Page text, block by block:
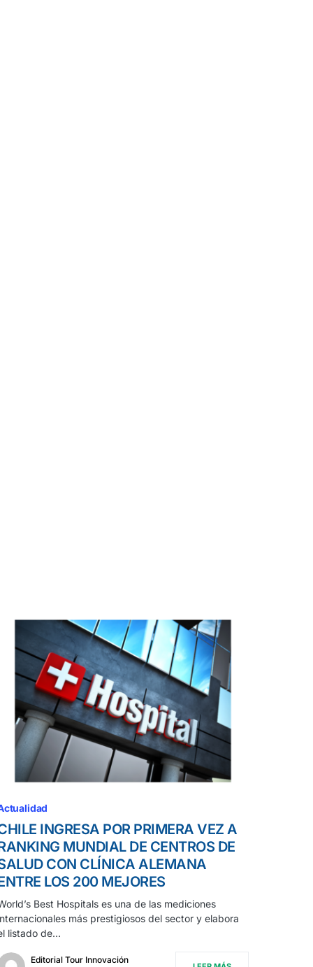
INGRESA POR PRIMERA VEZ A
MUNDIAL DE CENTROS DE
CON CLÍNICA ALEMANA
LOS 200 MEJORES
Best Hospitals es una de las mediciones
más prestigiosos del sector y elabora
listado de…
Editorial Tour Innovación